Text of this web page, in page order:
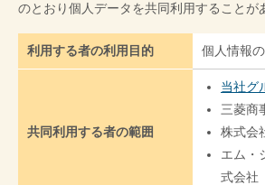
のとおり個人データを共同利用することが
利用する者の利用目的 個人情報
共同利用する者の範囲
当社グ
三菱商
株式会
エム・
式会社